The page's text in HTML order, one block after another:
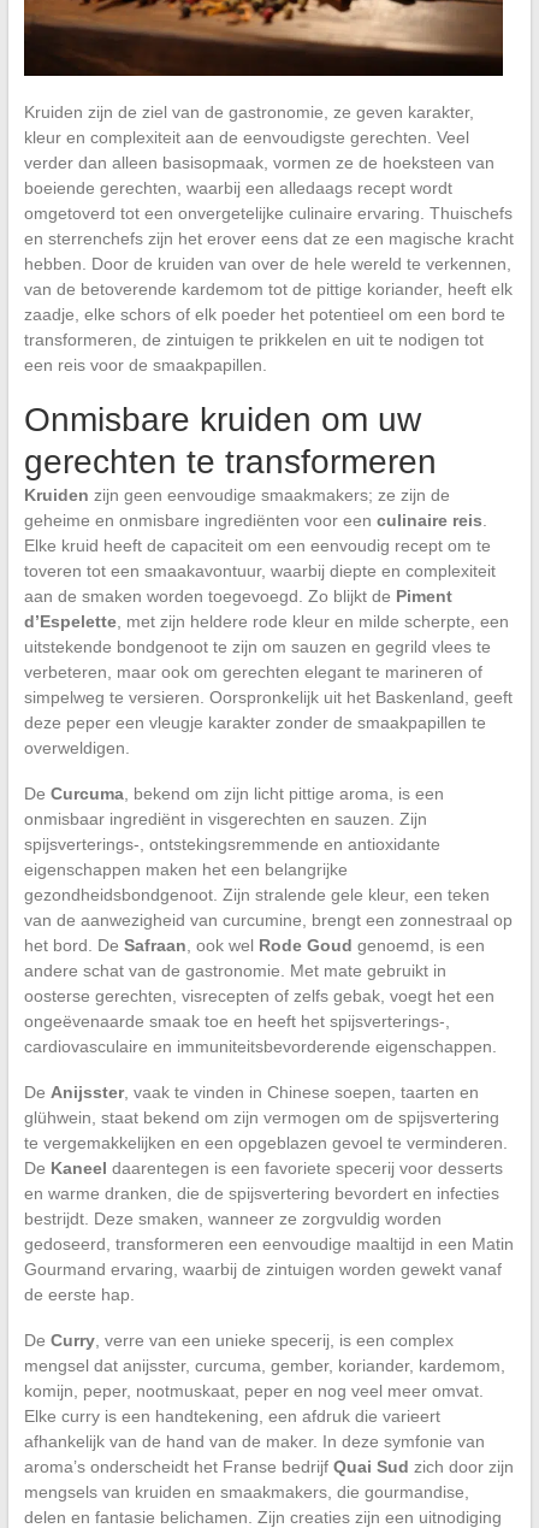
Kruiden zijn de ziel van de gastronomie, ze geven karakter,
kleur en complexiteit aan de eenvoudigste gerechten. Veel
verder dan alleen basisopmaak, vormen ze de hoeksteen van
boeiende gerechten, waarbij een alledaags recept wordt
omgetoverd tot een onvergetelijke culinaire ervaring. Thuischefs
en sterrenchefs zijn het erover eens dat ze een magische kracht
hebben. Door de kruiden van over de hele wereld te verkennen,
van de betoverende kardemom tot de pittige koriander, heeft elk
zaadje, elke schors of elk poeder het potentieel om een bord te
transformeren, de zintuigen te prikkelen en uit te nodigen tot
een reis voor de smaakpapillen.
Onmisbare kruiden om uw
gerechten te transformeren
Kruiden zijn geen eenvoudige smaakmakers; ze zijn de
geheime en onmisbare ingrediënten voor een culinaire reis
Elke kruid heeft de capaciteit om een eenvoudig recept om te
toveren tot een smaakavontuur, waarbij diepte en complexiteit
aan de smaken worden toegevoegd. Zo blijkt de Piment
d’Espelette, met zijn heldere rode kleur en milde scherpte, een
uitstekende bondgenoot te zijn om sauzen en gegrild vlees te
verbeteren, maar ook om gerechten elegant te marineren of
simpelweg te versieren. Oorspronkelijk uit het Baskenland, geeft
deze peper een vleugje karakter zonder de smaakpapillen te
overweldigen.
De Curcuma, bekend om zijn licht pittige aroma, is een
onmisbaar ingrediënt in visgerechten en sauzen. Zijn
spijsverterings-, ontstekingsremmende en antioxidante
eigenschappen maken het een belangrijke
gezondheidsbondgenoot. Zijn stralende gele kleur, een teken
van de aanwezigheid van curcumine, brengt een zonnestraal op
het bord. De Safraan , ook wel Rode Goud genoemd, is een
andere schat van de gastronomie. Met mate gebruikt in
oosterse gerechten, visrecepten of zelfs gebak, voegt het een
ongeëvenaarde smaak toe en heeft het spijsverterings-,
cardiovasculaire en immuniteitsbevorderende eigenschappen.
De Anijsster, vaak te vinden in Chinese soepen, taarten en
glühwein, staat bekend om zijn vermogen om de spijsvertering
te vergemakkelijken en een opgeblazen gevoel te verminderen.
De Kaneel daarentegen is een favoriete specerij voor desserts
en warme dranken, die de spijsvertering bevordert en infecties
bestrijdt. Deze smaken, wanneer ze zorgvuldig worden
gedoseerd, transformeren een eenvoudige maaltijd in een Matin
Gourmand ervaring, waarbij de zintuigen worden gewekt vanaf
de eerste hap.
De Curry, verre van een unieke specerij, is een complex
mengsel dat anijsster, curcuma, gember, koriander, kardemom,
komijn, peper, nootmuskaat, peper en nog veel meer omvat.
Elke curry is een handtekening, een afdruk die varieert
afhankelijk van de hand van de maker. In deze symfonie van
aroma’s onderscheidt het Franse bedrijf Quai Sud zich door zijn
mengsels van kruiden en smaakmakers, die gourmandise,
delen en fantasie belichamen. Zijn creaties zijn een uitnodiging